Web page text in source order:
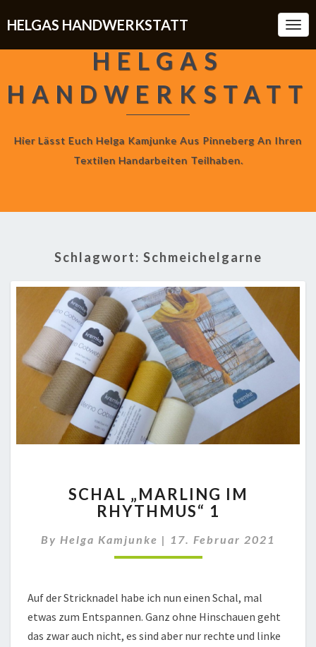
HELGAS HANDWERKSTATT
HELGAS
HANDWERKSTATT
Hier Lässt Euch Helga Kamjunke Aus Pinneberg An Ihren
Textilen Handarbeiten Teilhaben.
Schlagwort: Schmeichelgarne
„MARLING
IM
SCHAL „MARLING IM
RHYTHMUS“ 1
By Helga Kamjunke | 17. Februar 2021
Auf der Stricknadel habe ich nun einen Schal, mal
etwas zum Entspannen. Ganz ohne Hinschauen geht
das zwar auch nicht, es sind aber nur rechte und linke